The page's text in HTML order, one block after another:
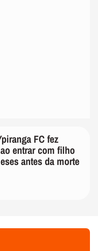
FC fez
entrar com filho
antes da morte